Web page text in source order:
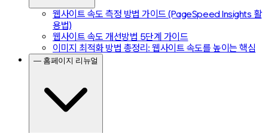
웹사이트 속도 측정 방법 가이드 (PageSpeed Insights 활
용법)
웹사이트 속도 개선방법 5단계 가이드
이미지 최적화 방법 총정리: 웹사이트 속도를 높이는 핵심
— 홈페이지 리뉴얼